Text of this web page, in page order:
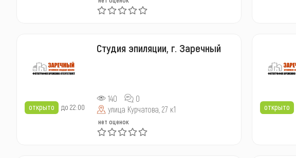
открыто до 22:00
Студия эпиляции, г. Заречный
140
0
улица Курчатова, 27 к1
нет оценок
открыто